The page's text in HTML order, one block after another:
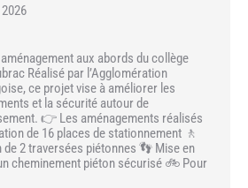
aux abords du collège
Réalisé par l’Agglomération
ce projet vise à améliorer les
et la sécurité autour de
👉 Les aménagements réalisés
de 16 places de stationnement 🚶
de 2 traversées piétonnes 👣 Mise en
cheminement piéton sécurisé 🚲 Pour